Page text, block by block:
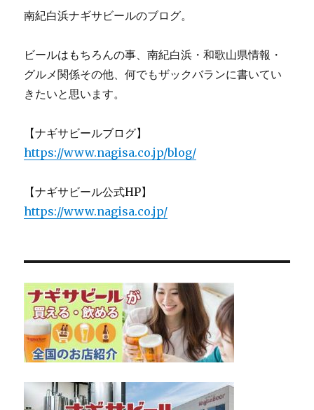
南紀白浜ナギサビールのブログ。
ビールはもちろんの事、南紀白浜・和歌山県情報・
グルメ関係その他、何でもザックバランに書いてい
きたいと思います。
【ナギサビールブログ】
https://www.nagisa.co.jp/blog/
【ナギサビール公式HP】
https://www.nagisa.co.jp/